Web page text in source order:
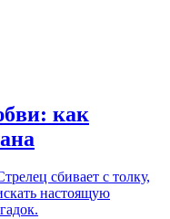
как
сбивает с толку,
настоящую